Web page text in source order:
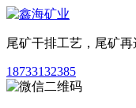
尾矿干排工艺，尾矿
18733132385